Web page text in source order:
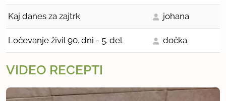
Kaj danes za zajtrk johana
Ločevanje živil 90. dni - 5. del dočka
VIDEO RECEPTI